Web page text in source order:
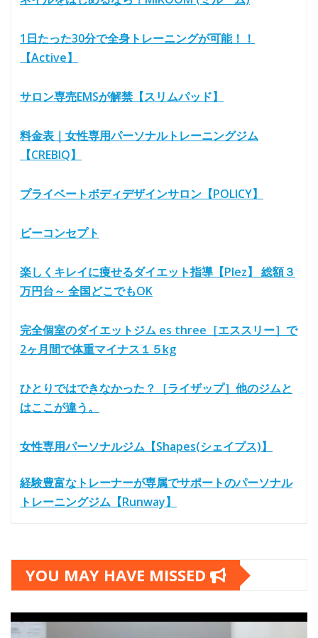
1日たった30分で全身トレーニングが可能！！
【Active】
サロン専売EMSが解禁【スリムパッド】
料金表｜女性専用パーソナルトレーニングジム
【CREBIQ】
プライベートボディデザインサロン【POLICY】
ビーコンセプト
楽しくキレイに痩せるダイエット指導【Plez】 総額３
万円台～ 全国どこでもOK
完全個室のダイエットジム es three［エススリー］で
2ヶ月間で体重マイナス１５kg
ひとりではできなかった？［ライザップ］他のジムと
はここが違う。
女性専用パーソナルジム【Shapes(シェイプス)】
経験豊富なトレーナーが専属でサポートのパーソナル
トレーニングジム【Runway】
YOU MAY HAVE MISSED